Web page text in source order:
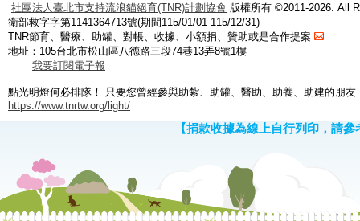
社團法人臺北市支持流浪貓絕育(TNR)計劃協會 版權所有 ©2011-2026. All
衛部救字字第1141364713號(期間115/01/01-115/12/31)
TNR節育、醫療、助罐、對帳、收據、小額捐、贊助或是合作提案
地址：105台北市松山區八德路三段74巷13弄8號1樓
我要訂閱電子報
點光明燈何必排隊！ 只要您曾經參與助紮、助罐、醫助、助養、助建的朋
https://www.tnrtw.org/light/
【捐款收據為線上自行列印，請參